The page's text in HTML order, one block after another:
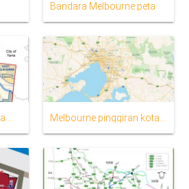
Bandara Melbourne peta